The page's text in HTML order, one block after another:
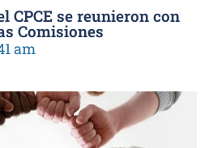
CPCE se reunieron con
Comisiones
am